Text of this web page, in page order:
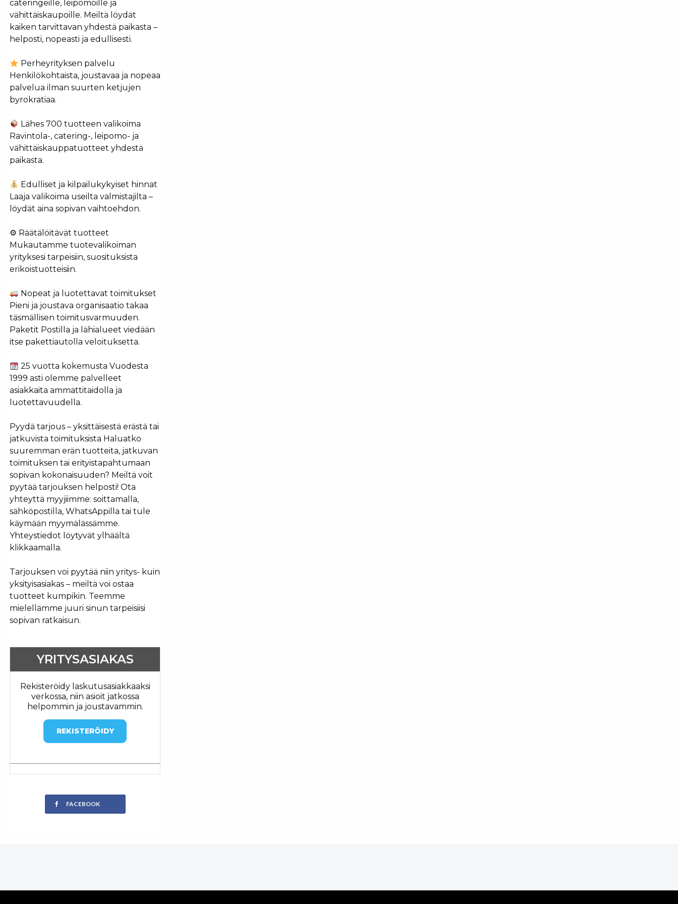
cateringeille, leipomoille ja
vähittäiskaupoille. Meiltä löydät
kaiken tarvittavan yhdestä paikasta –
helposti, nopeasti ja edullisesti.
Perheyrityksen palvelu
Henkilökohtaista, joustavaa ja nopeaa
palvelua ilman suurten ketjujen
byrokratiaa.
Lähes 700 tuotteen valikoima
Ravintola-, catering-, leipomo- ja
vähittäiskauppatuotteet yhdestä
paikasta.
Edulliset ja kilpailukykyiset hinnat
Laaja valikoima useilta valmistajilta –
löydät aina sopivan vaihtoehdon.
⚙ Räätälöitävät tuotteet
Mukautamme tuotevalikoiman
yrityksesi tarpeisiin, suosituksista
erikoistuotteisiin.
Nopeat ja luotettavat toimitukset
Pieni ja joustava organisaatio takaa
täsmällisen toimitusvarmuuden.
Paketit Postilla ja lähialueet viedään
itse pakettiautolla veloituksetta.
25 vuotta kokemusta Vuodesta
1999 asti olemme palvelleet
asiakkaita ammattitaidolla ja
luotettavuudella.
Pyydä tarjous – yksittäisestä erästä tai
jatkuvista toimituksista Haluatko
suuremman erän tuotteita, jatkuvan
toimituksen tai erityistapahtumaan
sopivan kokonaisuuden? Meiltä voit
pyytää tarjouksen helposti! Ota
yhteyttä myyjiimme: soittamalla,
sähköpostilla, WhatsAppilla tai tule
käymään myymälässämme.
Yhteystiedot löytyvät ylhäältä
klikkaamalla.
Tarjouksen voi pyytää niin yritys- kuin
yksityisasiakas – meiltä voi ostaa
tuotteet kumpikin. Teemme
mielellämme juuri sinun tarpeisiisi
sopivan ratkaisun.
YRITYSASIAKAS
Rekisteröidy laskutusasiakkaaksi
verkossa, niin asioit jatkossa
helpommin ja joustavammin.
REKISTERÖIDY
FACEBOOK